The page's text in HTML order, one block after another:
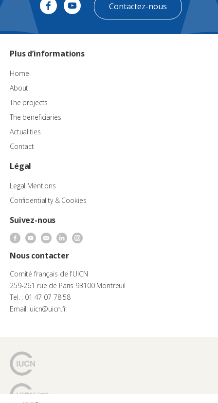
Contactez-nous
Plus d’informations
Home
About
The projects
The beneficiaries
Actualities
Contact
Légal
Legal Mentions
Confidentiality & Cookies
Suivez-nous
Nous contacter
Comité français de l'UICN
259-261 rue de Paris 93100 Montreuil
Tel. : 01 47 07 78 58
Email: uicn@uicn.fr